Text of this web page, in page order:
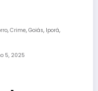
, Crime, Goiás, Iporá,
5, 2025